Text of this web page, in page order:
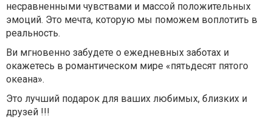
несравненными чувствами и массой положительных
эмоций. Это мечта, которую мы поможем воплотить в
реальность.
Ви мгновенно забудете о ежедневных заботах и
окажетесь в романтическом мире «пятьдесят пятого
океана».
Это лучший подарок для ваших любимых, близких и
друзей !!!